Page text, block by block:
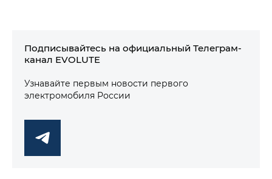
Подписывайтесь на официальный Телеграм-
канал EVOLUTE
Узнавайте первым новости первого
электромобиля России